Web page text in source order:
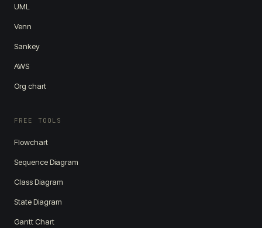
UML
Venn
Sankey
AWS
Org chart
FREE TOOLS
Flowchart
Sequence Diagram
Class Diagram
State Diagram
Gantt Chart